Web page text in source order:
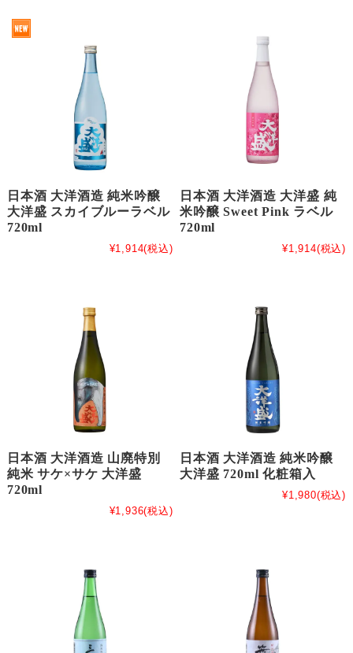
日本酒 大洋酒造 純米吟醸
大洋盛 スカイブルーラベル
720ml
¥1,914(税込)
日本酒 大洋酒造 大洋盛 純
米吟醸 Sweet Pink ラベル
720ml
¥1,914(税込)
日本酒 大洋酒造 山廃特別
純米 サケ×サケ 大洋盛
720ml
¥1,936(税込)
日本酒 大洋酒造 純米吟醸
大洋盛 720ml 化粧箱入
¥1,980(税込)